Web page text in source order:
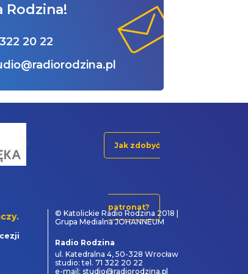
Rodzina!
20 22
Jak zdobyć
patronat?
© Katolickie Radio Rodzina 2018 |
Grupa Medialna JOHANNEUM
Radio Rodzina
ul. Katedralna 4, 50-328 Wrocław
studio: tel. 71 322 20 22
e-mail: studio@radiorodzina.pl